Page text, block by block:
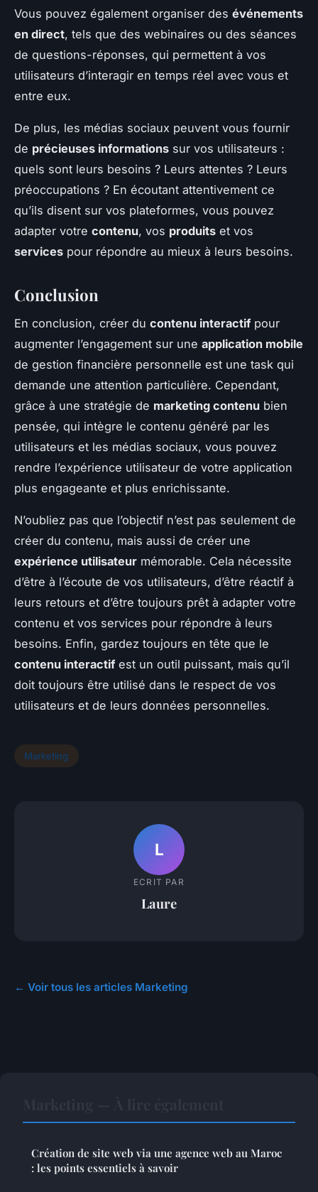
Vous pouvez également organiser des événements
en direct, tels que des webinaires ou des séances
de questions-réponses, qui permettent à vos
utilisateurs d’interagir en temps réel avec vous et
entre eux.
De plus, les médias sociaux peuvent vous fournir
de précieuses informations sur vos utilisateurs :
quels sont leurs besoins ? Leurs attentes ? Leurs
préoccupations ? En écoutant attentivement ce
qu’ils disent sur vos plateformes, vous pouvez
adapter votre contenu, vos produits et vos
services pour répondre au mieux à leurs besoins.
Conclusion
En conclusion, créer du contenu interactifpour
augmenter l’engagement sur une application mobile
de gestion financière personnelle est une task qui
demande une attention particulière. Cependant,
grâce à une stratégie de marketing contenu bien
pensée, qui intègre le contenu généré par les
utilisateurs et les médias sociaux, vous pouvez
rendre l’expérience utilisateur de votre application
plus engageante et plus enrichissante.
N’oubliez pas que l’objectif n’est pas seulement de
créer du contenu, mais aussi de créer une
expérience utilisateur mémorable. Cela nécessite
d’être à l’écoute de vos utilisateurs, d’être réactif à
leurs retours et d’être toujours prêt à adapter votre
contenu et vos services pour répondre à leurs
besoins. Enfin, gardez toujours en tête que le
contenu interactifest un outil puissant, mais qu’il
doit toujours être utilisé dans le respect de vos
utilisateurs et de leurs données personnelles.
Marketing
L
ECRIT PAR
Laure
← Voir tous les articles Marketing
Création de site web via une agence web au Maroc
: les points essentiels à savoir